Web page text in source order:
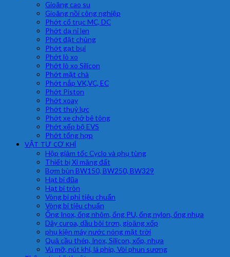
Gioăng cao su
Gioăng nồi công nghiệp
Phớt cổ trục MC, DC
Phớt dạ nỉ len
Phớt đặt chủng
Phớt gạt bụi
Phớt lò xo
Phớt lò xo Silicon
Phớt mặt chà
Phớt nắp VK,VC, EC
Phớt Piston
Phớt xoay
Phớt thuỷ lực
Phớt xe chở bê tông
Phớt xếp bộ EVS
Phớt tổng hợp
VẬT TƯ CƠ KHÍ
Hộp giảm tốc Cyclo và phụ tùng
Thiết bị Xi măng đất
Bơm bùn BW150, BW250, BW329
Hạt bi đũa
Hạt bi tròn
Vòng bi phi tiêu chuẩn
Vòng bi tiêu chuẩn
Ống Inox, ống nhôm, ống PU, ống nylon, ống nhựa
Dây curoa, dầu bôi trơn, gioăng xốp
phụ kiện máy nước nóng mặt trời
Quả cầu thép, Inox, Silicon, xốp, nhựa
Vú mỡ, nút khí, lá phíp, Vòi phun sương